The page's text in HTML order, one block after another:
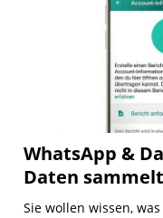
WhatsApp &
Daten
Sie wollen wissen,